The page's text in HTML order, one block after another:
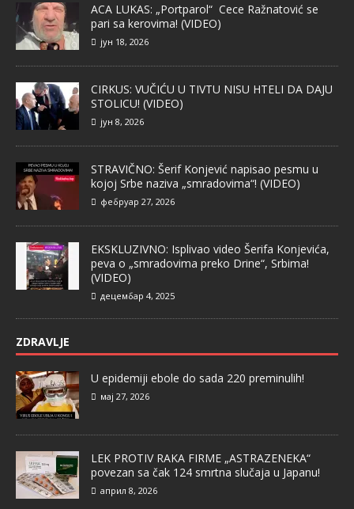
ACA LUKAS: „Portparol“ Cece Ražnatović se
pari sa kerovima! (VIDEO)
јун 18, 2026
CIRKUS: VUČIĆU U TIVTU NISU HTELI DA DAJU
STOLICU! (VIDEO)
јун 8, 2026
STRAVIČNO: Šerif Konjević napisao pesmu u
kojoj Srbe naziva „smradovima“! (VIDEO)
фебруар 27, 2026
EKSKLUZIVNO: Isplivao video Šerifa Konjevića,
peva o „smradovima preko Drine“, Srbima!
(VIDEO)
децембар 4, 2025
ZDRAVLJE
U epidemiji ebole do sada 220 preminulih!
мај 27, 2026
LEK PROTIV RAKA FIRME „ASTRAZENEKA“
povezan sa čak 124 smrtna slučaja u Japanu!
април 8, 2026